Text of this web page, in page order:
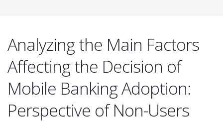
Analyzing the Main Factors
Affecting the Decision of
Mobile Banking Adoption:
Perspective of Non-Users